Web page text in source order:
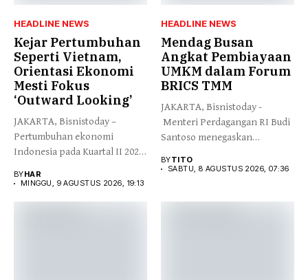
HEADLINE NEWS
Kejar Pertumbuhan
Seperti Vietnam,
Orientasi Ekonomi
Mesti Fokus
‘Outward Looking’
JAKARTA, Bisnistoday –
Pertumbuhan ekonomi
Indonesia pada Kuartal II 2026
BYHAR
MINGGU, 9 AGUSTUS 2026, 19:13
HEADLINE NEWS
Mendag Busan
Angkat Pembiayaan
UMKM dalam Forum
BRICS TMM
JAKARTA, Bisnistoday -
Menteri Perdagangan RI Budi
Santoso menegaskan
perdagangan...
BYTITO
SABTU, 8 AGUSTUS 2026, 07:36